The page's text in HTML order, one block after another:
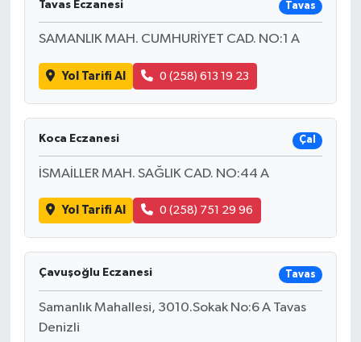
Tavas Eczanesi Tavas
SAMANLIK MAH. CUMHURİYET CAD. NO:1 A
Yol Tarifi Al 0 (258) 613 19 23
Koca Eczanesi Çal
İSMAİLLER MAH. SAĞLIK CAD. NO:44 A
Yol Tarifi Al 0 (258) 751 29 96
Çavuşoğlu Eczanesi Tavas
Samanlık Mahallesi, 3010.Sokak No:6 A Tavas
Denizli